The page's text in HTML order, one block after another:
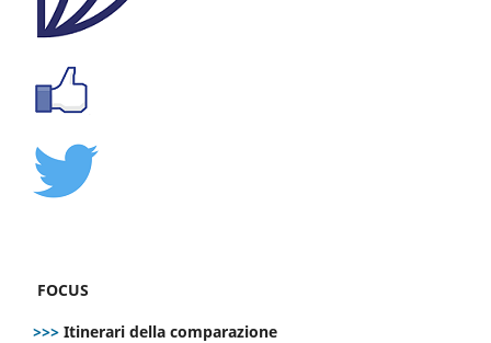
FOCUS
>>> Itinerari della comparazione